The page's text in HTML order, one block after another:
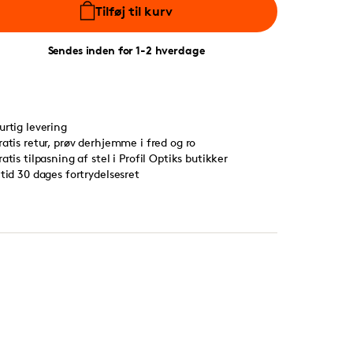
Tilføj til kurv
Sendes inden for 1-2 hverdage
levering
retur, prøv derhjemme i fred og ro
tilpasning af stel i Profil Optiks butikker
30 dages fortrydelsesret